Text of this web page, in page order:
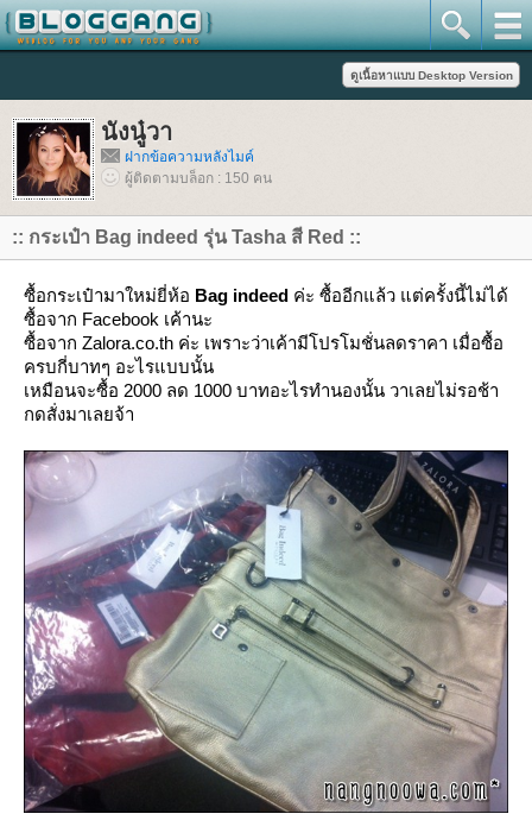
นังนู๋วา
ฝากข้อความหลังไมค์
ผู้ติดตามบล็อก : 150 คน
:: กระเป๋า Bag indeed รุ่น Tasha สี Red ::
ซื้อกระเป๋ามาใหม่ยี่ห้อ Bag indeed ค่ะ ซื้ออีกแล้ว แต่ครั้งนี้ไม่ได้
ซื้อจาก Facebook เค้านะ
ซื้อจาก Zalora.co.th ค่ะ เพราะว่าเค้ามีโปรโมชั่นลดราคา เมื่อซื้อ
ครบกี่บาทๆ อะไรแบบนั้น
เหมือนจะซื้อ 2000 ลด 1000 บาทอะไรทำนองนั้น วาเลยไม่รอช้า
กดสั่งมาเลยจ้า